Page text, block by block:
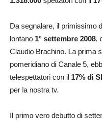
Da segnalare, il primissimo
lontano 1° settembre 2008,
Claudio Brachino. La prima
pomeridiano di Canale 5,
telespettatori con il 17% di
per la nostra tv.
Il primo vero debutto di